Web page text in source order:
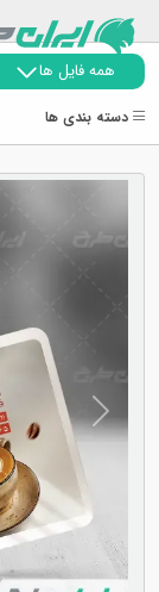
همه فایل ها
دسته بندی ها
Previous